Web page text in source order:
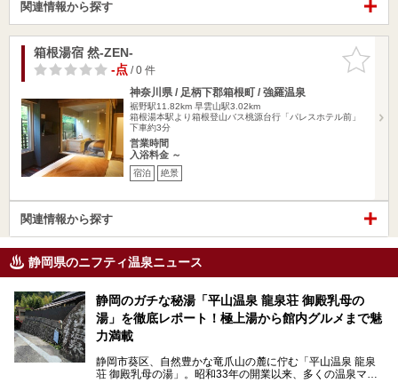
関連情報から探す
お気に入
りに追加
箱根湯宿 然-ZEN-
-点/ 0 件
神奈川県 / 足柄下郡箱根町 / 強羅温泉
裾野駅11.82km 早雲山駅3.02km
箱根湯本駅より箱根登山バス桃源台行「パレスホテル前」
下車約3分
営業時間
入浴料金 ～
宿泊 絶景
関連情報から探す
静岡県のニフティ温泉ニュース
静岡のガチな秘湯「平山温泉 龍泉荘 御殿乳母の
湯」を徹底レポート！極上湯から館内グルメまで魅
力満載
静岡市葵区、自然豊かな竜爪山の麓に佇む「平山温泉 龍泉
荘 御殿乳母の湯」。昭和33年の開業以来、多くの温泉マニ